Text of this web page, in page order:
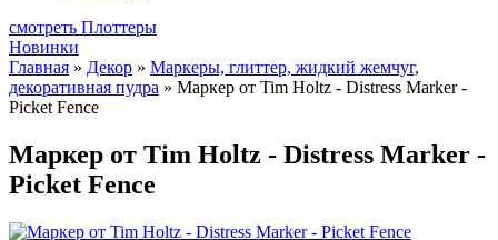
смотреть Плоттеры
Новинки
Главная » Декор » Маркеры, глиттер, жидкий жемчуг,
декоративная пудра » Маркер от Tim Holtz - Distress Marker -
Picket Fence
Маркер от Tim Holtz - Distress Marker -
Picket Fence